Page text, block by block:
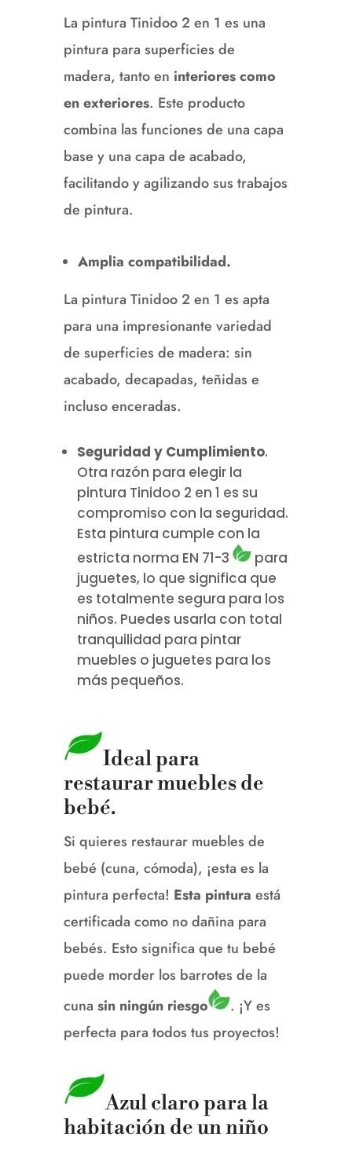
La pintura Tinidoo 2 en 1 es una
pintura para superficies de
madera, tanto en interiores como
en exteriores. Este producto
combina las funciones de una capa
base y una capa de acabado,
facilitando y agilizando sus trabajos
de pintura.
Amplia compatibilidad.
La pintura Tinidoo 2 en 1 es apta
para una impresionante variedad
de superficies de madera: sin
acabado, decapadas, teñidas e
incluso enceradas.
Seguridad y Cumplimiento.
Otra razón para elegir la
pintura Tinidoo 2 en 1 es su
compromiso con la seguridad.
Esta pintura cumple con la
estricta norma EN 71-3
para
juguetes, lo que significa que
es totalmente segura para los
niños. Puedes usarla con total
tranquilidad para pintar
muebles o juguetes para los
más pequeños.
Ideal para
restaurar muebles de
bebé.
Si quieres restaurar muebles de
bebé (cuna, cómoda), ¡esta es la
pintura perfecta! Esta pintura está
certificada como no dañina para
bebés. Esto significa que tu bebé
puede morder los barrotes de la
cuna sin ningún riesgo . ¡Y es
perfecta para todos tus proyectos!
Azul claro para la
habitación de un niño